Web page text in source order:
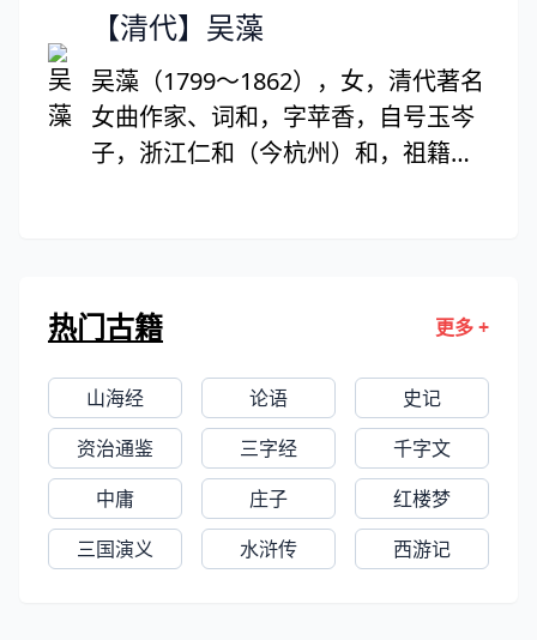
国无门的悲愤。格调沉郁，感慨特
深。著有《履斋遗集》，词集有《履
斋诗余》。
试，曾以卖画维持生计，十九岁入
后到苏州从事酒业。他与妻子陈芸感
情甚好，因遭家庭变故，夫妻曾旅居
外地，历经坎坷。妻子死后，他去四
将这部作品译成英文在国外出版。
【清代】吴藻
吴藻（1799～1862），女，清代著名
女曲作家、词和，字苹香，自号玉岑
子，浙江仁和（今杭州）和，祖籍安
曲》（又名《乔影》）、《花帘书屋
热门古籍 更多 +
山海经 论语
史记
资治通鉴
三字经
千字文
中庸
庄子
红楼梦
三国演义
水浒传 西游记